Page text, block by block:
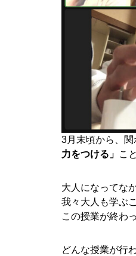
かかみがはら暮らし委員会とは？
3月末頃から、
力をつける」 こ
大人になってな
我々大人も学ぶ
この授業が終わ
どんな授業が行